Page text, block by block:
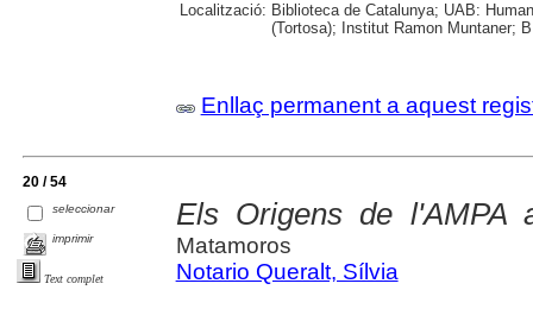
Localització: Biblioteca de Catalunya; UAB:
(Tortosa); Institut Ramon Muntaner;
Enllaç permanent a aquest
20 / 54
seleccionar
imprimir
Text complet
Els Origens de l'AMPA
Matamoros
Notario Queralt, Sílvia